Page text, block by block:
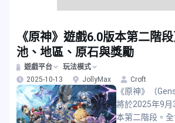
《原神》遊戲6.0版本第二階
池、地區、原石與獎勵
遊戲平台
玩法模式
2025-10-13
JollyMax Croft
《原神》（
將於2025年9月
本第二階段。